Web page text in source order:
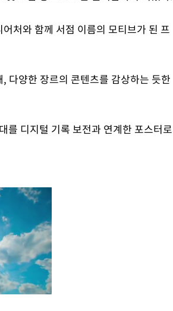
처와 함께 서점 이름의 모티브가 된 프
다양한 장르의 콘텐츠를 감상하는 듯한
를 디지털 기록 보전과 연계한 포스터로